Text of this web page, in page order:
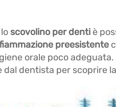
scovolino per denti è
preesistente
orale poco
dentista per scoprire